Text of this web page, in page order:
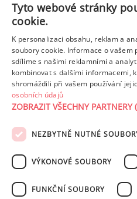
Tuk
z toho nas. mastné
Detailní
PODMÍNKY UŽITÍ ZÁSADY
NASTAVENÍ
Tyto webové stránky
cookie.
K personalizaci obsahu, reklam a
soubory cookie. Informace o vašem
sdílíme s našimi reklamními a
kombinovat s dalšími informacemi,
shromáždili při vašem používání
osobních údajů
ZOBRAZIT VŠECHNY PARTNERY
NEZBYTNĚ NUTNÉ
VÝKONOVÉ SOUBORY
FUNKČNÍ SOUBORY